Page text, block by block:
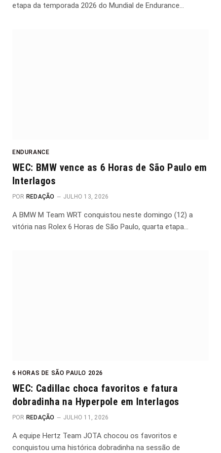
etapa da temporada 2026 do Mundial de Endurance…
ENDURANCE
WEC: BMW vence as 6 Horas de São Paulo em
Interlagos
POR REDAÇÃO JULHO 13, 2026
A BMW M Team WRT conquistou neste domingo (12) a
vitória nas Rolex 6 Horas de São Paulo, quarta etapa…
6 HORAS DE SÃO PAULO 2026
WEC: Cadillac choca favoritos e fatura
dobradinha na Hyperpole em Interlagos
POR REDAÇÃO JULHO 11, 2026
A equipe Hertz Team JOTA chocou os favoritos e
conquistou uma histórica dobradinha na sessão de